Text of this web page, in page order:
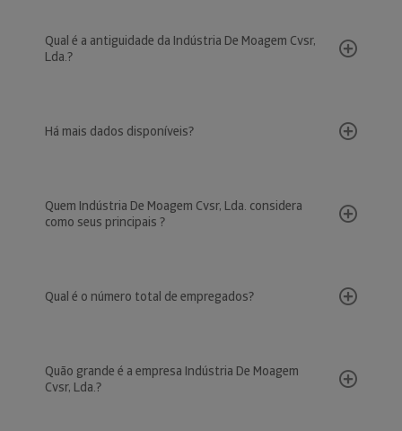
Qual é a antiguidade da Indústria De Moagem Cvsr,
Lda.?
Há mais dados disponíveis?
Quem Indústria De Moagem Cvsr, Lda. considera
como seus principais ?
Qual é o número total de empregados?
Quão grande é a empresa Indústria De Moagem
Cvsr, Lda.?